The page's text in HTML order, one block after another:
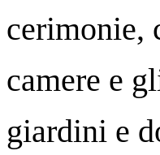
cerimonie,
camere e
giardini e